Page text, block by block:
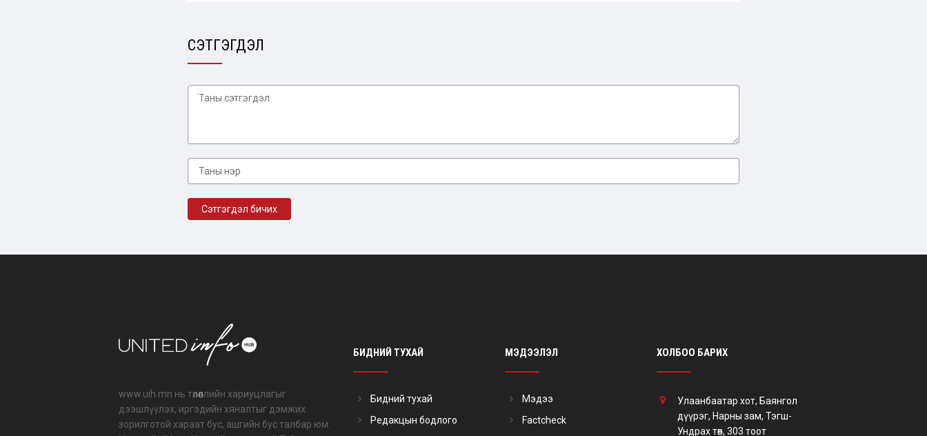
СЭТГЭГДЭЛ
www.uih.mn нь төлөөллийн хариуцлагыг
дээшлүүлэх, иргэдийн хяналтыг дэмжих
зорилготой хараат бус, ашгийн бус талбар юм.
БИДНИЙ ТУХАЙ
Бидний тухай
Редакцын бодлого
МЭДЭЭЛЭЛ
Мэдээ
Factcheck
ХОЛБОО БАРИХ
Улаанбаатар хот, Баянгол
дүүрэг, Нарны зам, Тэгш-
Ундрах төв, 303 тоот